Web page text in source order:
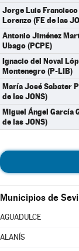
Jorge Luis Francisco
Lorenzo (FE de las
Antonio Jiménez
Ubago (PCPE)
Ignacio del Noval
Montenegro (P-LIB)
María José Sabater
de las JONS)
Miguel Ángel García
de las JONS)
Municipios de
AGUADULCE
ALANÍS